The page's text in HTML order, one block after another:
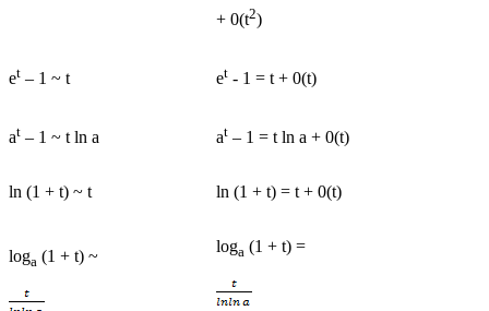
+ 0(t2)
et – 1 ~ t et - 1 = t + 0(t)
at – 1 ~ t ln a at – 1 = t ln a + 0(t)
ln (1 + t) ~ t ln (1 + t) = t + 0(t)
loga (1 + t) ~
loga (1 + t) =